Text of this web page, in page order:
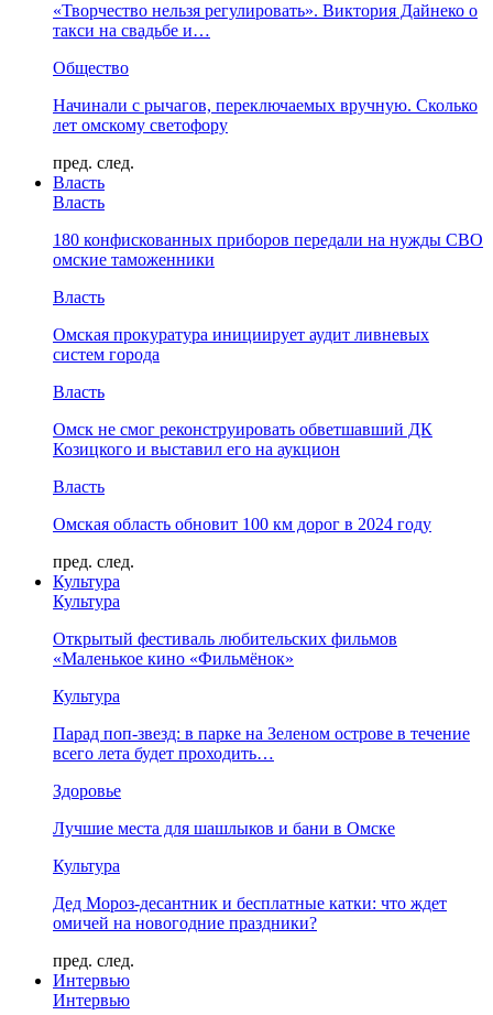
«Творчество нельзя регулировать». Виктория Дайнеко о
такси на свадьбе и…
Общество
Начинали с рычагов, переключаемых вручную. Сколько
лет омскому светофору
пред. след.
Власть
Власть
180 конфискованных приборов передали на нужды СВО
омские таможенники
Власть
Омская прокуратура инициирует аудит ливневых
систем города
Власть
Омск не смог реконструировать обветшавший ДК
Козицкого и выставил его на аукцион
Власть
Омская область обновит 100 км дорог в 2024 году
пред. след.
Культура
Культура
Открытый фестиваль любительских фильмов
«Маленькое кино «Фильмёнок»
Культура
Парад поп-звезд: в парке на Зеленом острове в течение
всего лета будет проходить…
Здоровье
Лучшие места для шашлыков и бани в Омске
Культура
Дед Мороз-десантник и бесплатные катки: что ждет
омичей на новогодние праздники?
пред. след.
Интервью
Интервью